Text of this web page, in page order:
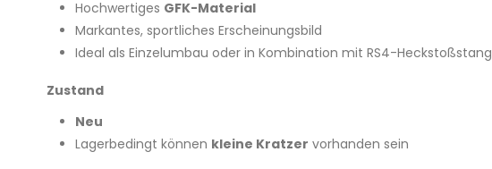
Hochwertiges GFK-Material
Markantes, sportliches Erscheinungsbild
Ideal als Einzelumbau oder in Kombination mit RS4-
Zustand
Neu
Lagerbedingt können kleine Kratzer vorhanden sein